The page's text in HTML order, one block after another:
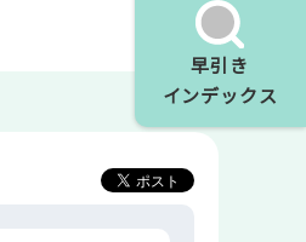
早引き
インデックス